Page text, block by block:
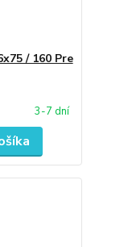
/ 160 Pre
3-7 dní